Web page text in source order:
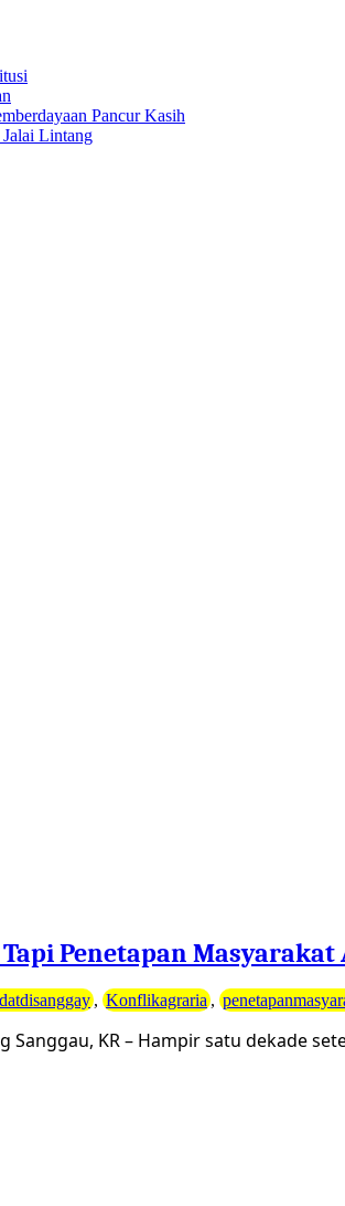
Pancur Kasih
Lintang
Penetapan
, Konflikagraria ,
KR – Hampir satu dekade